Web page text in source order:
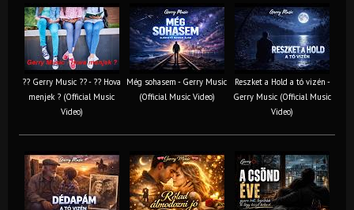
?? Gerry Music ?? - ?? Hova
menjek ? (Official Music
Video)
Még sohasem - Gerry Music
(Official Music Video)
Reszket a Hold a tó vizén -
Gerry Music (Official Music
Video)